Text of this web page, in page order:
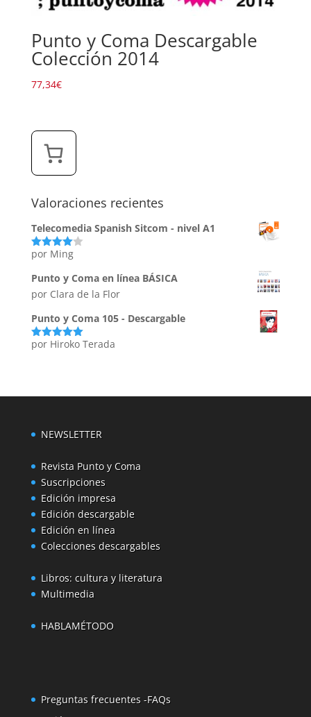
Punto y Coma Descargable
Colección 2014
77,34€
Valoraciones recientes
Telecomedia Spanish Sitcom - nivel A1
Valorado
5
por Ming
Punto y Coma en línea BÁSICA
por Clara de la Flor
Punto y Coma 105 - Descargable
Valorado
por Hiroko Terada
NEWSLETTER
Revista Punto y Coma
Suscripciones
Edición impresa
Edición descargable
Edición en línea
Colecciones descargables
Libros: cultura y literatura
Multimedia
HABLAMÉTODO
Preguntas frecuentes -FAQs